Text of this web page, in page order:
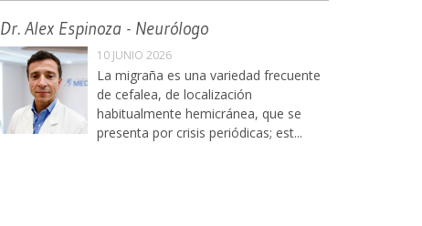
Dr. Alex Espinoza - Neurólogo
10 JUNIO 2026
La migraña es una variedad frecuente
de cefalea, de localización
habitualmente hemicránea, que se
presenta por crisis periódicas; est...